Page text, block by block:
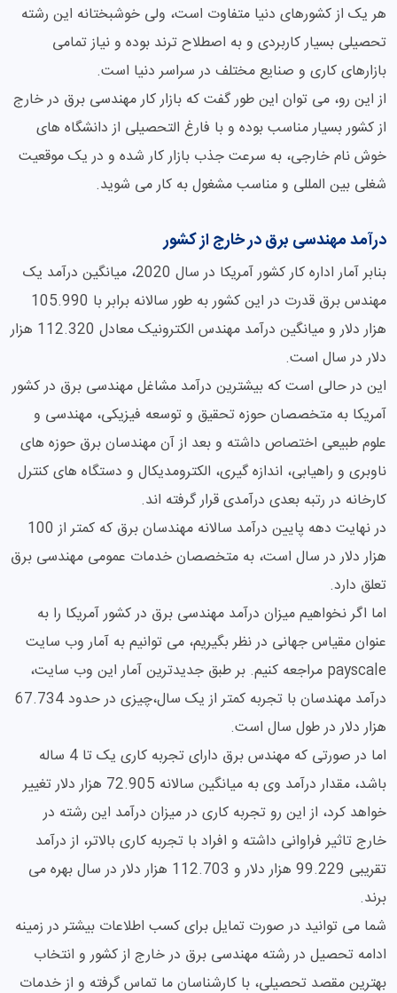
هر یک از کشورهای دنیا متفاوت است، ولی خوشبختانه این رشته
تحصیلی بسیار کاربردی و به اصطلاح ترند بوده و نیاز تمامی
بازارهای کاری و صنایع مختلف در سراسر دنیا است.
از این رو، می توان این طور گفت که بازار کار مهندسی برق در خارج
از کشور بسیار مناسب بوده و با فارغ التحصیلی از دانشگاه های
خوش نام خارجی، به سرعت جذب بازار کار شده و در یک موقعیت
شغلی بین المللی و مناسب مشغول به کار می شوید.
درآمد مهندسی برق در خارج از کشور
بنابر آمار اداره کار کشور آمریکا در سال 2020، میانگین درآمد یک
مهندس برق قدرت در این کشور به طور سالانه برابر با 105.990
هزار دلار و میانگین درآمد مهندس الکترونیک معادل 112.320 هزار
دلار در سال است.
این در حالی است که بیشترین درآمد مشاغل مهندسی برق در کشور
آمریکا به متخصصان حوزه تحقیق و توسعه فیزیکی، مهندسی و
علوم طبیعی اختصاص داشته و بعد از آن مهندسان برق حوزه های
ناوبری و راهیابی، اندازه گیری، الکترومدیکال و دستگاه های کنترل
کارخانه در رتبه بعدی درآمدی قرار گرفته اند.
در نهایت دهه پایین درآمد سالانه مهندسان برق که کمتر از 100
هزار دلار در سال است، به متخصصان خدمات عمومی مهندسی برق
تعلق دارد.
اما اگر نخواهیم میزان درآمد مهندسی برق در کشور آمریکا را به
عنوان مقیاس جهانی در نظر بگیریم، می توانیم به آمار وب سایت
payscale مراجعه کنیم. بر طبق جدیدترین آمار این وب سایت،
درآمد مهندسان با تجربه کمتر از یک سال،چیزی در حدود 67.734
هزار دلار در طول سال است.
اما در صورتی که مهندس برق دارای تجربه کاری یک تا 4 ساله
باشد، مقدار درآمد وی به میانگین سالانه 72.905 هزار دلار تغییر
خواهد کرد، از این رو تجربه کاری در میزان درآمد این رشته در
خارج تاثیر فراوانی داشته و افراد با تجربه کاری بالاتر، از درآمد
تقریبی 99.229 هزار دلار و 112.703 هزار دلار در سال بهره می
برند.
شما می توانید در صورت تمایل برای کسب اطلاعات بیشتر در زمینه
ادامه تحصیل در رشته مهندسی برق در خارج از کشور و انتخاب
بهترین مقصد تحصیلی، با کارشناسان ما تماس گرفته و از خدمات